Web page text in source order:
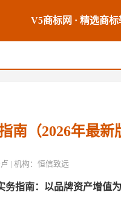
V5商标网 · 精选商
南（2026年最新
| 机构：恒信致远
务指南：以品牌资产增值